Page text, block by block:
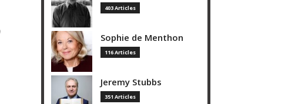
403 Articles
Sophie de Menthon
116 Articles
Jeremy Stubbs
351 Articles